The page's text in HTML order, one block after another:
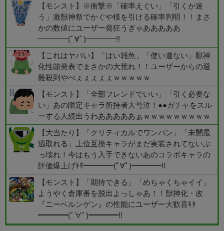
【モンスト】※衝撃※「確率えぐい」「引くか迷
う」激獣神祭でかぐや様を引ける確率判明！！まさ
かの数値にユーザー発狂うぎゃあああああ
━━━━(ﾟ∀ﾟ)━━━━!!
【これはヤバい】「はい雑魚」「使い道ない」獣神
化性能発表でまさかの大荒れ！！ユーザーからの避
難殺到やべぇぇぇぇぇｗｗｗｗｗ
【モンスト】「全部フレンドでいい」「引く必要な
い」あの限定キャラ所持者大号泣！●●ガチャをスル
ーする人続出うわあああああぁｗｗｗｗｗｗｗｗｗ
【大当たり】「クリティカルでワンパン」「未開最
適取れる」上位互換キャラがまだ実装されてないぶ
っ壊れ！今はもう入手できないあのコラボキャラの
評価爆上げｷﾀ━━━━(ﾟ∀ﾟ)━━━━!!
【モンスト】「期待できる」「めちゃくちゃイイ」
ようやく倉庫番を脱出よっしゃあ！！獣神化・改
『ニーベルンゲン』の性能にユーザー大歓喜ｷﾀ
━━━━(ﾟ∀ﾟ)━━━━!!